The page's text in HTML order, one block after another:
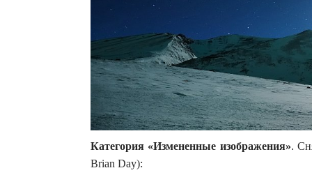
Категория «Измененные изображения».
Brian Day):